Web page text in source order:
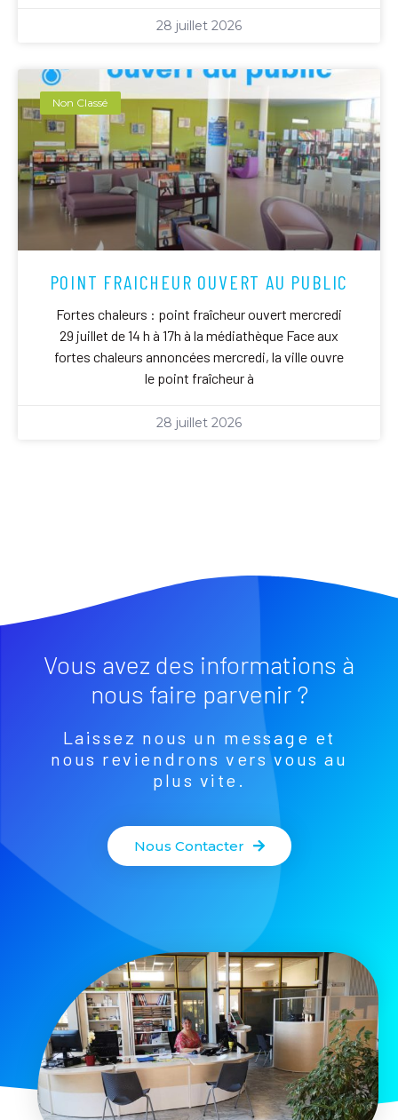
28 juillet 2026
Non Classé
POINT FRAICHEUR OUVERT AU PUBLIC
Fortes chaleurs : point fraîcheur ouvert mercredi
29 juillet de 14 h à 17h à la médiathèque Face aux
fortes chaleurs annoncées mercredi, la ville ouvre
le point fraîcheur à
28 juillet 2026
Vous avez des informations à
nous faire parvenir ?
Laissez nous un message et
nous reviendrons vers vous au
plus vite.
Nous Contacter